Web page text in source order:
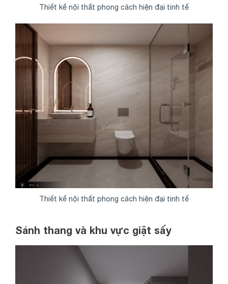
Thiết kế nội thất phong cách hiện đại tinh tế
Thiết kế nội thất phong cách hiện đại tinh tế
Sảnh thang và khu vực giặt sấy